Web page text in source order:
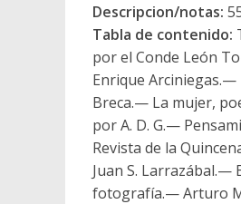
Descripcion/notas:
Tabla de contenido:
por el Conde León
Enrique Arciniegas.—
Breca.— La mujer,
por A. D. G.—
Revista de la
Juan S. Larrazábal.—
fotografía.— Arturo